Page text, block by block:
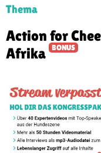
Thema
Action for
Afrika
BONUS